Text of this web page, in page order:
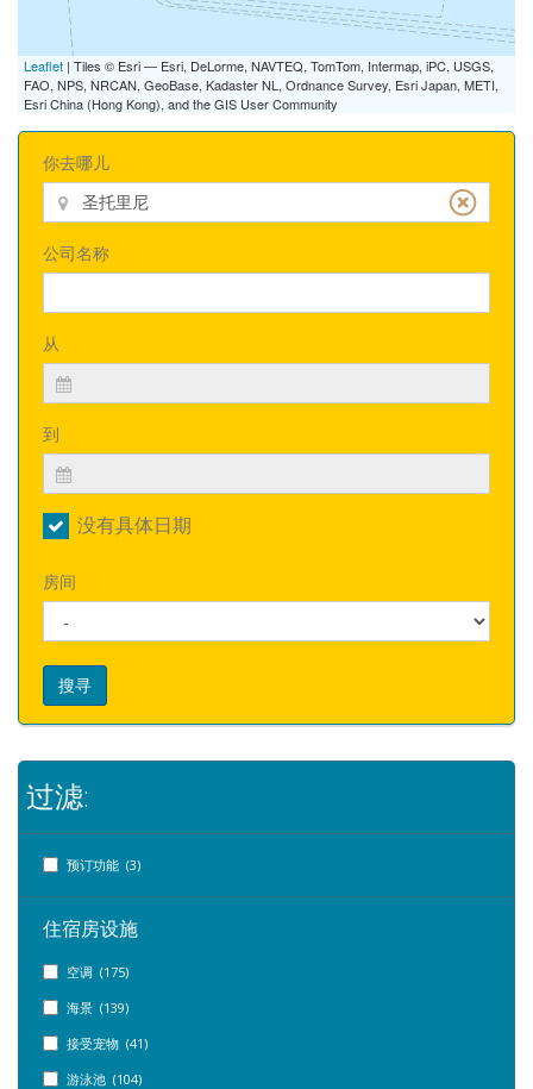
Leaflet | Tiles © Esri — Esri, DeLorme, NAVTEQ, TomTom, Intermap, iPC, USGS,
FAO, NPS, NRCAN, GeoBase, Kadaster NL, Ordnance Survey, Esri Japan, METI,
Esri China (Hong Kong), and the GIS User Community
你去哪儿
公司名称
从
到
没有具体日期
房间
搜寻
过滤:
预订功能 (3)
住宿房设施
空调 (175)
海景 (139)
接受宠物 (41)
游泳池 (104)